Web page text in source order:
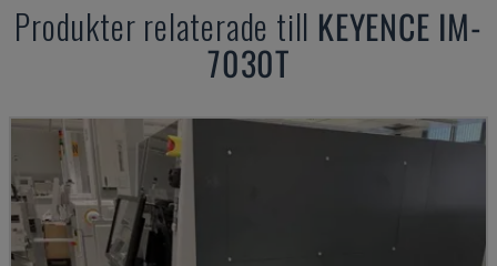
Produkter relaterade till KEYENCE IM-
7030T